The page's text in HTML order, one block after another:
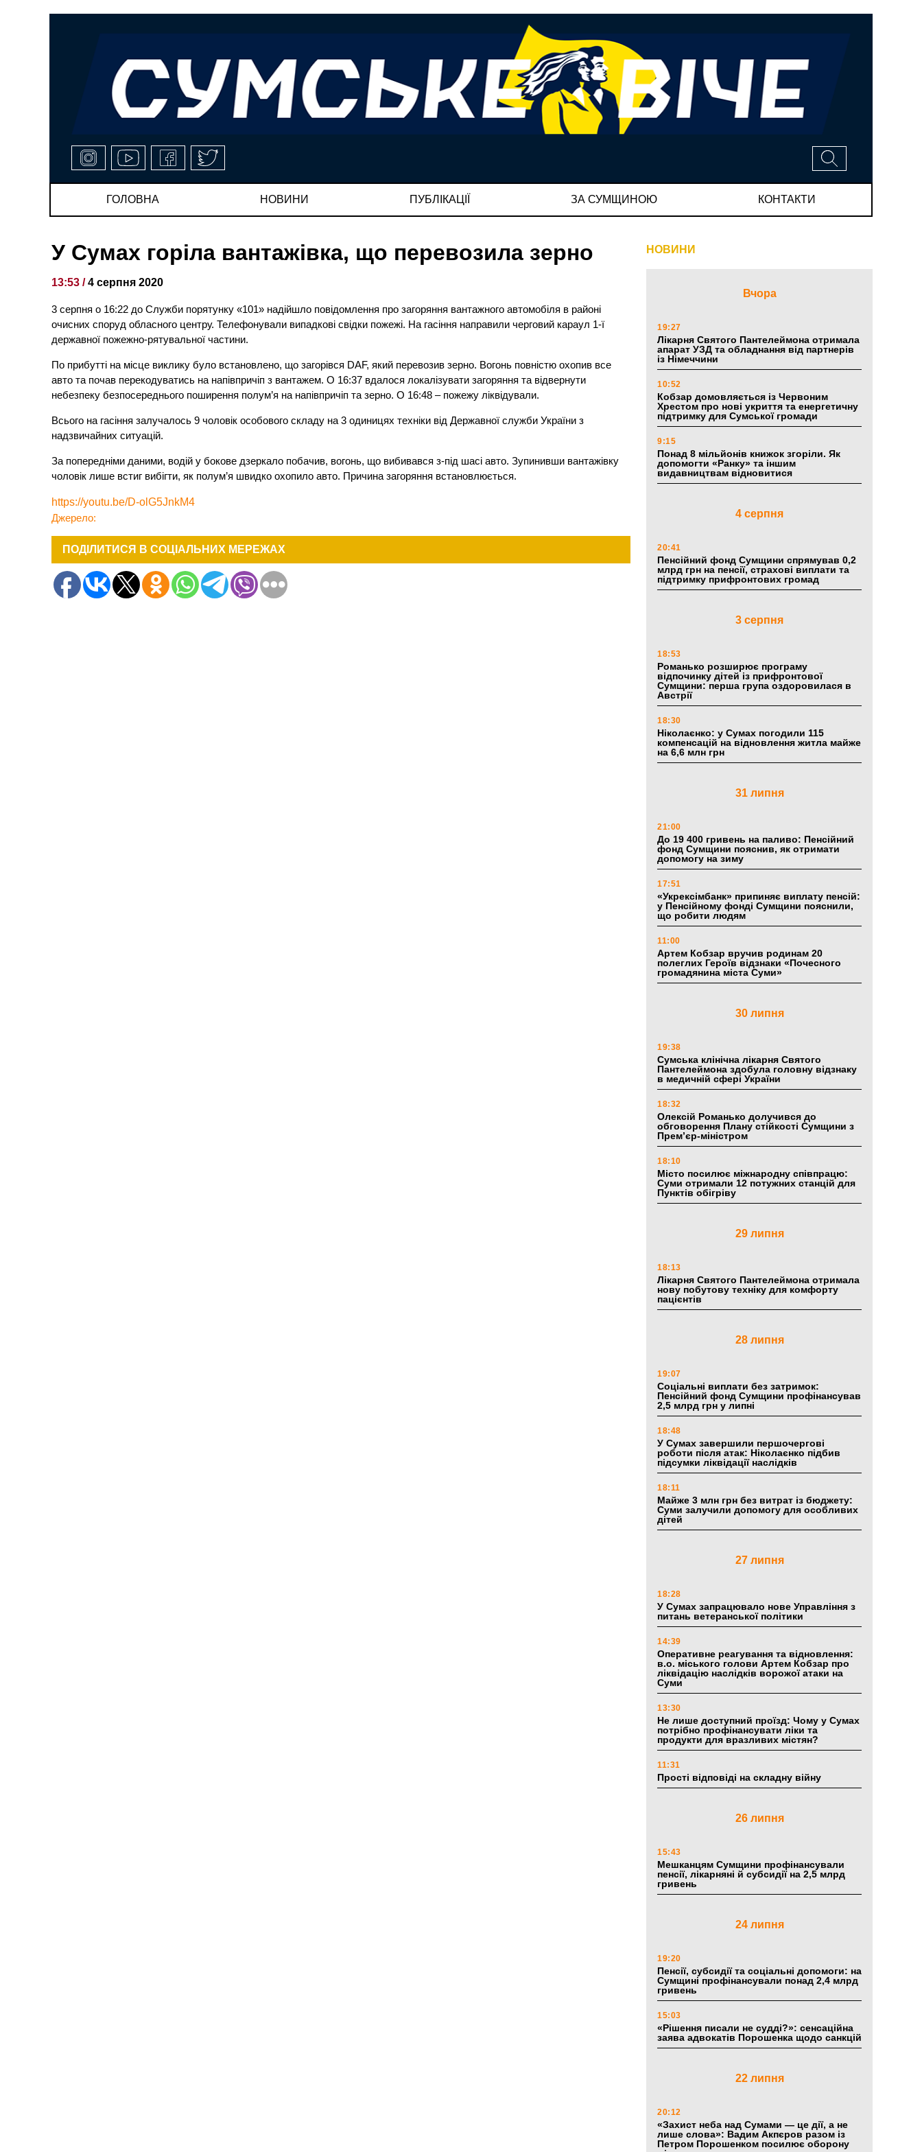
ГОЛОВНА НОВИНИ ПУБЛІКАЦІЇ ЗА СУМЩИНОЮ КОНТАКТИ
У Сумах горіла вантажівка, що перевозила зерно
13:53 /4 серпня 2020
3 серпня о 16:22 до Служби порятунку «101» надійшло повідомлення про загоряння вантажного автомобіля в районі
очисних споруд обласного центру. Телефонували випадкові свідки пожежі. На гасіння направили черговий караул 1-ї
державної пожежно-рятувальної частини.
По прибутті на місце виклику було встановлено, що загорівся DAF, який перевозив зерно. Вогонь повністю охопив все
авто та почав перекодуватись на напівпричіп з вантажем. О 16:37 вдалося локалізувати загоряння та відвернути
небезпеку безпосереднього поширення полум’я на напівпричіп та зерно. О 16:48 – пожежу ліквідували.
Всього на гасіння залучалось 9 чоловік особового складу на 3 одиницях техніки від Державної служби України з
надзвичайних ситуацій.
За попередніми даними, водій у бокове дзеркало побачив, вогонь, що вибивався з-під шасі авто. Зупинивши вантажівку
чоловік лише встиг вибігти, як полум’я швидко охопило авто. Причина загоряння встановлюється.
https://youtu.be/D-olG5JnkM4
Джерело:
ПОДІЛИТИСЯ В СОЦІАЛЬНИХ МЕРЕЖАХ
НОВИНИ
Вчора
19:27
Лікарня Святого Пантелеймона отримала
апарат УЗД та обладнання від партнерів
із Німеччини
10:52
Кобзар домовляється із Червоним
Хрестом про нові укриття та енергетичну
підтримку для Сумської громади
9:15
Понад 8 мільйонів книжок згоріли. Як
допомогти «Ранку» та іншим
видавництвам відновитися
4 серпня
20:41
Пенсійний фонд Сумщини спрямував 0,2
млрд грн на пенсії, страхові виплати та
підтримку прифронтових громад
3 серпня
18:53
Романько розширює програму
відпочинку дітей із прифронтової
Сумщини: перша група оздоровилася в
Австрії
18:30
Ніколаєнко: у Сумах погодили 115
компенсацій на відновлення житла майже
на 6,6 млн грн
31 липня
21:00
До 19 400 гривень на паливо: Пенсійний
фонд Сумщини пояснив, як отримати
допомогу на зиму
17:51
«Укрексімбанк» припиняє виплату пенсій:
у Пенсійному фонді Сумщини пояснили,
що робити людям
11:00
Артем Кобзар вручив родинам 20
полеглих Героїв відзнаки «Почесного
громадянина міста Суми»
30 липня
19:38
Сумська клінічна лікарня Святого
Пантелеймона здобула головну відзнаку
в медичній сфері України
18:32
Олексій Романько долучився до
обговорення Плану стійкості Сумщини з
Прем’єр-міністром
18:10
Місто посилює міжнародну співпрацю:
Суми отримали 12 потужних станцій для
Пунктів обігріву
29 липня
18:13
Лікарня Святого Пантелеймона отримала
нову побутову техніку для комфорту
пацієнтів
28 липня
19:07
Соціальні виплати без затримок:
Пенсійний фонд Сумщини профінансував
2,5 млрд грн у липні
18:48
У Сумах завершили першочергові
роботи після атак: Ніколаєнко підбив
підсумки ліквідації наслідків
18:11
Майже 3 млн грн без витрат із бюджету:
Суми залучили допомогу для особливих
дітей
27 липня
18:28
У Сумах запрацювало нове Управління з
питань ветеранської політики
14:39
Оперативне реагування та відновлення:
в.о. міського голови Артем Кобзар про
ліквідацію наслідків ворожої атаки на
Суми
13:30
Не лише доступний проїзд: Чому у Сумах
потрібно профінансувати ліки та
продукти для вразливих містян?
11:31
Прості відповіді на складну війну
26 липня
15:43
Мешканцям Сумщини профінансували
пенсії, лікарняні й субсидії на 2,5 млрд
гривень
24 липня
19:20
Пенсії, субсидії та соціальні допомоги: на
Сумщині профінансували понад 2,4 млрд
гривень
15:03
«Рішення писали не судді?»: сенсаційна
заява адвокатів Порошенка щодо санкцій
22 липня
20:12
«Захист неба над Сумами — це дії, а не
лише слова»: Вадим Акпєров разом із
Петром Порошенком посилює оборону